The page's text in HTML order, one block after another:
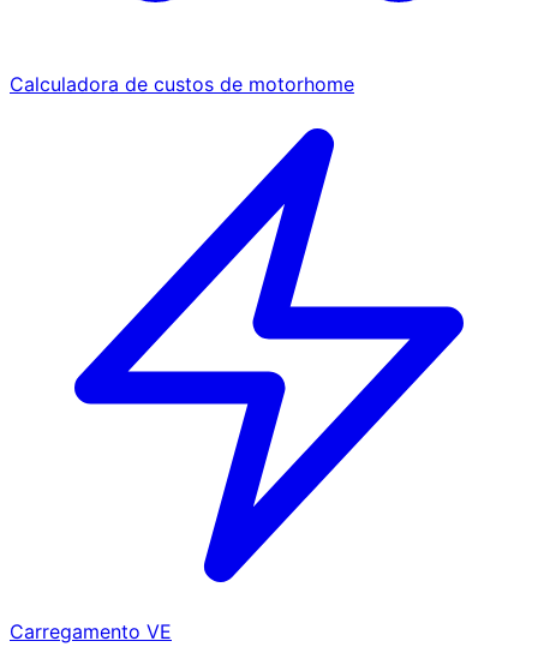
Calculadora de custos de motorhome
Carregamento VE